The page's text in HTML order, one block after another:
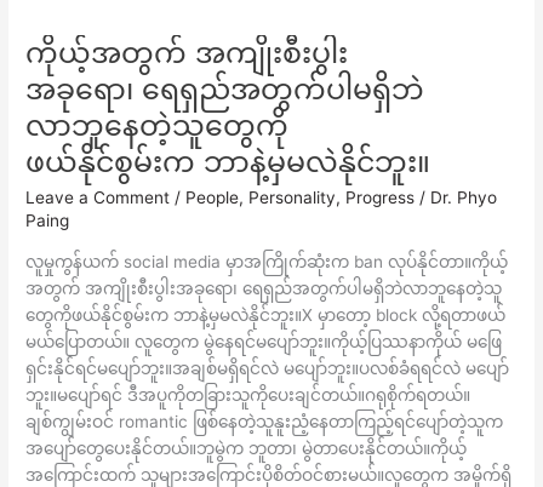
ကိုယ့်အတွက် အကျိုးစီးပွါး
အခုရော၊ ရေရှည်အတွက်ပါမရှိဘဲ
လာဘူနေတဲ့သူတွေကို
ဖယ်နိုင်စွမ်းက ဘာနဲ့မှမလဲနိုင်ဘူး။
Leave a Comment / People, Personality, Progress / Dr. Phyo
Paing
လူမှုကွန်ယက် social media မှာအကြိုက်ဆုံးက ban လုပ်နိုင်တာ။ကိုယ့်
အတွက် အကျိုးစီးပွါးအခုရော၊ ရေရှည်အတွက်ပါမရှိဘဲလာဘူနေတဲ့သူ
တွေကိုဖယ်နိုင်စွမ်းက ဘာနဲ့မှမလဲနိုင်ဘူး။X မှာတော့ block လို့ရတာဖယ်
မယ်ပြောတယ်။ လူတွေက မွဲနေရင်မပျော်ဘူး။ကိုယ့်ပြဿနာကိုယ် မဖြေ
ရှင်းနိုင်ရင်မပျော်ဘူး။အချစ်မရှိရင်လဲ မပျော်ဘူး။ပလစ်ခံရရင်လဲ မပျော်
ဘူး။မပျော်ရင် ဒီအပူကိုတခြားသူကိုပေးချင်တယ်။ဂရုစိုက်ရတယ်။
ချစ်ကျွမ်းဝင် romantic ဖြစ်နေတဲ့သူနူးညံ့နေတာကြည့်ရင်ပျော်တဲ့သူက
အပျော်တွေပေးနိုင်တယ်။ဘူမွဲက ဘူတာ၊ မွဲတာပေးနိုင်တယ်။ကိုယ့်
အကြောင်းထက် သူများအကြောင်းပိုစိတ်ဝင်စားမယ်။လူတွေက အမှိုက်ရှိ
ကို
အတွက်
အကျိုး
စီး
အခု
ရေရှည်
အတွက်
ပါ
မ
ရှိ
ဘဲ
လာ
ဘူ
နေ